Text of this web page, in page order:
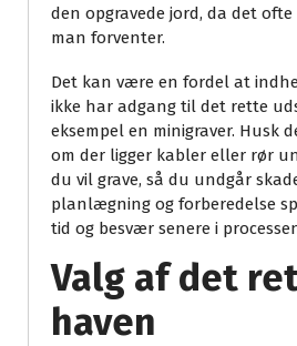
den opgravede jord, da det
man forventer.
Det kan være en fordel at
ikke har adgang til det rette
eksempel en minigraver. Husk
om der ligger kabler eller rør
du vil grave, så du undgår
planlægning og forberedelse
tid og besvær senere i
Valg af det
haven